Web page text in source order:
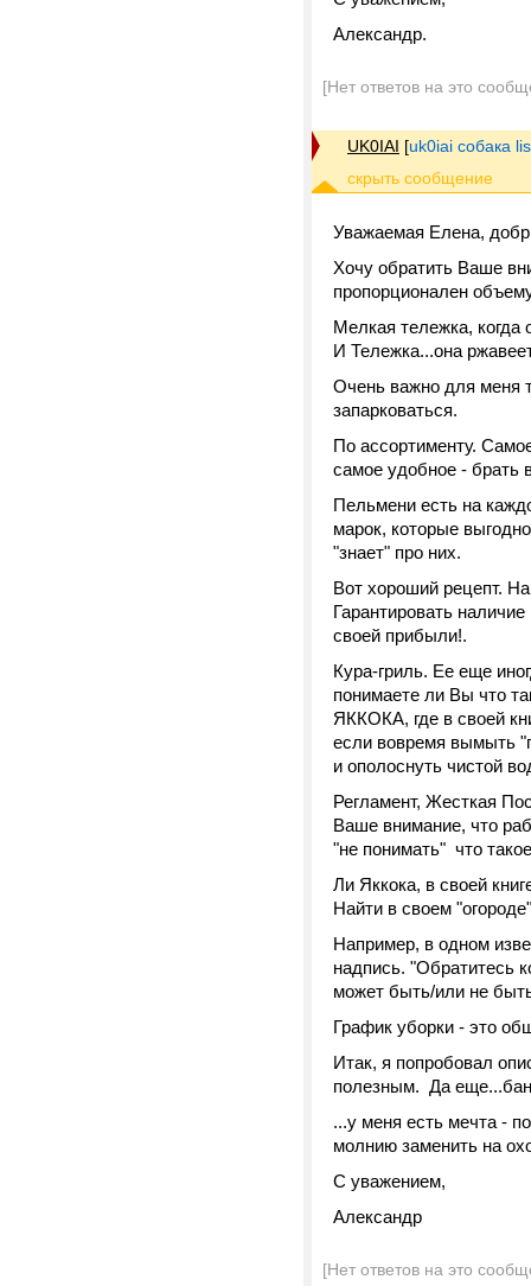
Александр.
[Нет ответов на это
UK0IAI [uk0iai собака
Уважаемая Елена,
Хочу обратить Ваше
пропорционален
Мелкая тележка, когда
И Тележка...она
Очень важно для меня
запарковаться.
По ассортименту.
самое удобное - брать
Пельмени есть на
марок, которые
"знает" про них.
Вот хороший рецепт.
Гарантировать
своей прибыли!.
Кура-гриль. Ее еще
понимаете ли Вы что
ЯККОКА, где в своей
если вовремя вымыть
и ополоснуть чистой
Регламент, Жесткая
Ваше внимание, что
"не понимать" что
Ли Яккока, в своей
Найти в своем
Например, в одном
надпись. "Обратитесь
может быть/или не
График уборки - это
Итак, я попробовал
полезным. Да
...у меня есть мечта -
молнию заменить на
С уважением,
Александр
[Нет ответов на это